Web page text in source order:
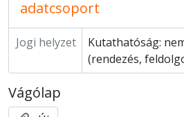
adatcsoport
Jogi helyzet
Kutathatóság:
(rendezés,
Vágólap